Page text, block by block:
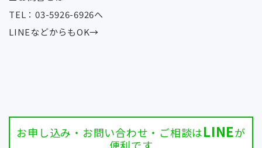
TEL：03-5926-6926へ
LINEなどからもOK→
お申し込み・お問い合わせ・ご相談はLINEが